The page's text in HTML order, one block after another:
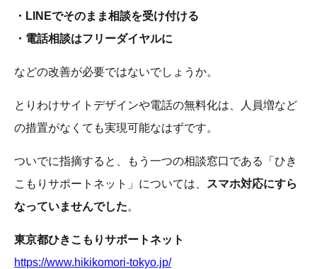
・LINEでそのまま相談を受け付ける
・電話相談はフリーダイヤルに
などの改善が必要ではないでしょうか。
とりわけサイトデザインや電話の無料化は、人員増など
の措置がなくても実現可能なはずです。
ついでに指摘すると、もう一つの相談窓口である「ひき
こもりサポートネット」については、
スマホ対応にすら
なっていませんでした。
東京都ひきこもりサポートネット
https://www.hikikomori-tokyo.jp/